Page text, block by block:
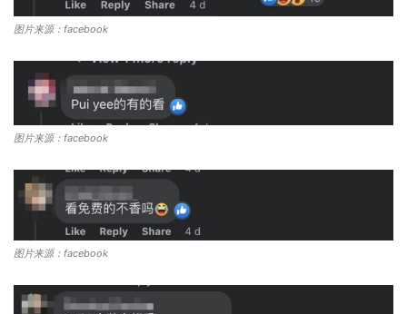
图片来源：facebook
图片来源：facebook
图片来源：facebook